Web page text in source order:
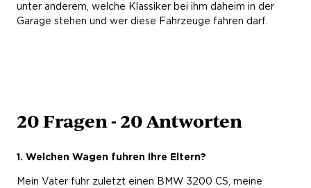
unter anderem, welche Klassiker bei ihm daheim in der
Garage stehen und wer diese Fahrzeuge fahren darf.
20 Fragen - 20 Antworten
1. Welchen Wagen fuhren Ihre Eltern?
Mein Vater fuhr zuletzt einen BMW 3200 CS, meine